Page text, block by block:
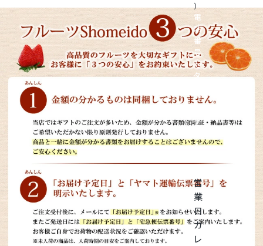
）
電
話
番
号
を
タ
プ
て
だ
営
業
日
カ
レ
神紅ぶどう
ナガノパープル
1房からOK！ぶどう狩り
宮崎産パパイヤ
マスクメロンと季節のフルーツ詰合せ
お試しフルーツ